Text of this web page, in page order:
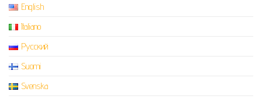
English
Italiano
Русский
Suomi
Svenska